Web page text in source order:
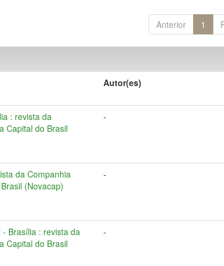
Anterior 1
Autor(es)
: revista da
Capital do Brasil
-
da Companhia
(Novacap)
-
Brasília : revista da
Capital do Brasil
-